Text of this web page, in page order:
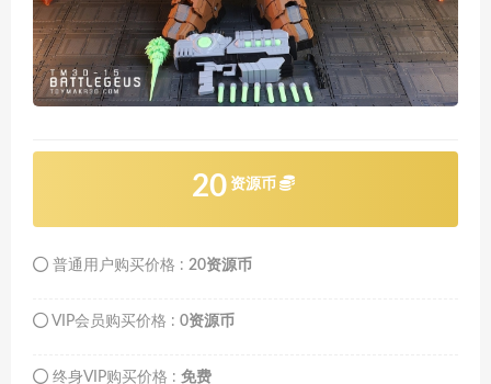
20 资源币
普通用户购买价格 : 20资源币
VIP会员购买价格 : 0资源币
终身VIP购买价格 : 免费